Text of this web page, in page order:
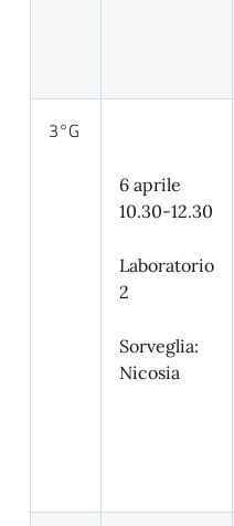
3°G
6 aprile
10.30-12.30
Laboratorio
2
Sorveglia:
Nicosia